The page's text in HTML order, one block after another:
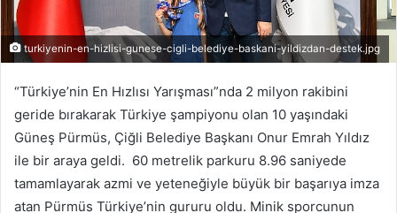
ö
n
e
r
m
e
k
turkiyenin-en-hizlisi-gunese-cigli-belediye-baskani-yildizdan-destek.jpg
“Türkiye’nin En Hızlısı Yarışması”nda 2 milyon rakibini
geride bırakarak Türkiye şampiyonu olan 10 yaşındaki
Güneş Pürmüs, Çiğli Belediye Başkanı Onur Emrah Yıldız
ile bir araya geldi. 60 metrelik parkuru 8.96 saniyede
tamamlayarak azmi ve yeteneğiyle büyük bir başarıya imza
atan Pürmüs Türkiye’nin gururu oldu. Minik sporcunun